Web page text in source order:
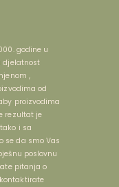
godine u
djelatnost
,
od
proizvodima
rezultat je
i sa
se da smo Vas
poslovnu
pitanja o